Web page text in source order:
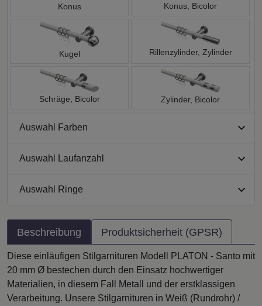
Konus Konus, Bicolor
Kugel Rillenzylinder, Zylinder
Schräge, Bicolor Zylinder, Bicolor
Auswahl Farben
Auswahl Laufanzahl
Auswahl Ringe
Beschreibung Produktsicherheit (GPSR)
Diese einläufigen Stilgarnituren Modell PLATON - Santo mit
20 mm Ø bestechen durch den Einsatz hochwertiger
Materialien, in diesem Fall Metall und der erstklassigen
Verarbeitung. Unsere Stilgarnituren in Weiß (Rundrohr) /